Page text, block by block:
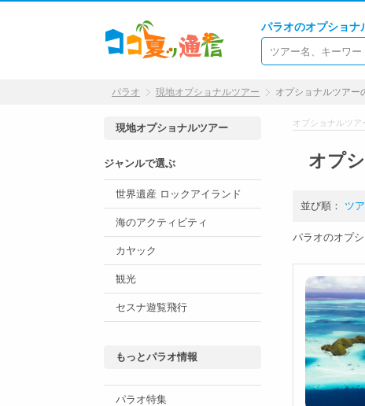
パラオのオプショナ
パラオ 現地オプショナルツアー オプショナルツアー
オプショナルツ
オプ
並び順： ツ
パラオのオプ
現地オプショナルツアー
ジャンルで選ぶ
世界遺産 ロックアイランド
海のアクティビティ
カヤック
観光
セスナ遊覧飛行
もっとパラオ情報
パラオ特集